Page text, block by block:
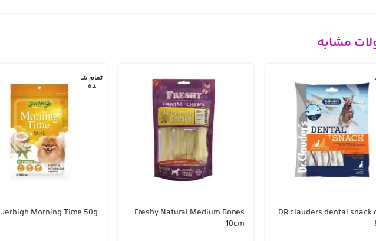
مشابه
DR.clauders dental snack
Freshy Natural Medium Bones
10cm
تمام ش
ده
Jerhigh Morning Time 50g